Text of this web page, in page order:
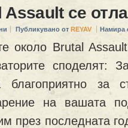
Assault се
Публикувано от REYAV Намира
около Brutal
споделят:
благоприятно за
на вашата
през последната